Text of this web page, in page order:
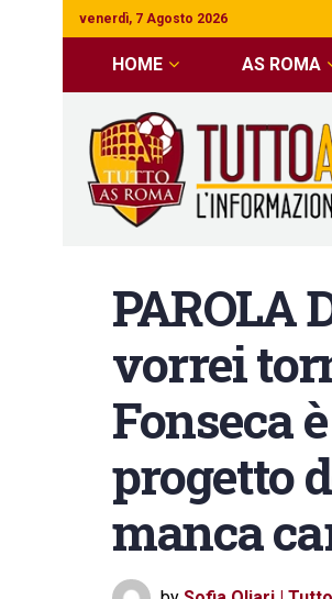
venerdì, 7 Agosto 2026
HOME AS ROMA
PAROLA
vorrei
Fonseca
progetto
manca